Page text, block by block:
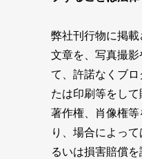
弊社刊行物に掲
文章を、写真撮
て、許諾なくブ
たは印刷等をし
著作権、肖像権
り、場合によっ
るいは損害賠償